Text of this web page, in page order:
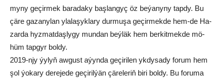
my­ny ge­çir­mek ba­ra­da­ky baş­lan­gyç öz be­ýa­ny­ny tap­dy. Bu
çä­re ga­za­ny­lan yla­la­şyk­la­ry dur­mu­şa ge­çir­mek­de hem-de Ha­
zar­da hyz­mat­daş­ly­gy mun­dan beý­läk hem ber­kit­mek­de mö­
hüm tap­gyr bol­dy.
2019-njy ýy­lyň aw­gust aýyn­da ge­çi­ri­len yk­dy­sa­dy fo­rum hem
şol ýo­ka­ry de­re­je­de ge­çi­ril­ýän çä­re­le­riň bi­ri bo­ldy. Bu fo­ru­ma